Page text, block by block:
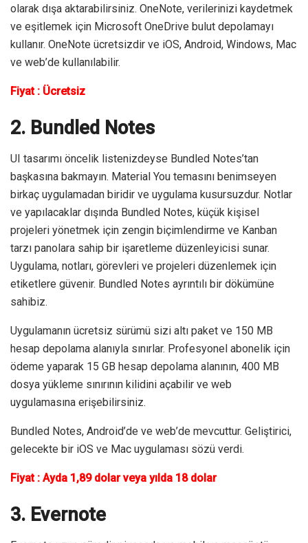
olarak dışa aktarabilirsiniz. OneNote, verilerinizi kaydetmek
ve eşitlemek için Microsoft OneDrive bulut depolamayı
kullanır. OneNote ücretsizdir ve iOS, Android, Windows, Mac
ve web’de kullanılabilir.
Fiyat : Ücretsiz
2. Bundled Notes
UI tasarımı öncelik listenizdeyse Bundled Notes’tan
başkasına bakmayın. Material You temasını benimseyen
birkaç uygulamadan biridir ve uygulama kusursuzdur. Notlar
ve yapılacaklar dışında Bundled Notes, küçük kişisel
projeleri yönetmek için zengin biçimlendirme ve Kanban
tarzı panolara sahip bir işaretleme düzenleyicisi sunar.
Uygulama, notları, görevleri ve projeleri düzenlemek için
etiketlere güvenir. Bundled Notes ayrıntılı bir dökümüne
sahibiz.
Uygulamanın ücretsiz sürümü sizi altı paket ve 150 MB
hesap depolama alanıyla sınırlar. Profesyonel abonelik için
ödeme yaparak 15 GB hesap depolama alanının, 400 MB
dosya yükleme sınırının kilidini açabilir ve web
uygulamasına erişebilirsiniz.
Bundled Notes, Android’de ve web’de mevcuttur. Geliştirici,
gelecekte bir iOS ve Mac uygulaması sözü verdi.
Fiyat : Ayda 1,89 dolar veya yılda 18 dolar
3. Evernote